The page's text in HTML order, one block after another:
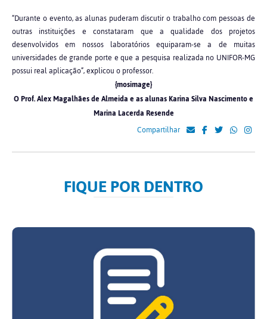
“Durante o evento, as alunas puderam discutir o trabalho com pessoas de
outras instituições e constataram que a qualidade dos projetos
desenvolvidos em nossos laboratórios equiparam-se a de muitas
universidades de grande porte e que a pesquisa realizada no UNIFOR-MG
possui real aplicação”, explicou o professor.
{mosimage}
O Prof. Alex Magalhães de Almeida e as alunas Karina Silva Nascimento e
Marina Lacerda Resende
Compartilhar
FIQUE POR DENTRO